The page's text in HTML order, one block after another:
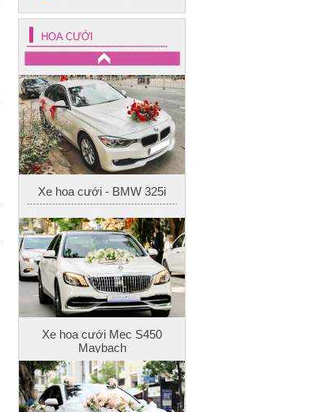
HOA CƯỚI
Xe hoa cưới - BMW 325i
Xe hoa cưới Mec S450
Maybach